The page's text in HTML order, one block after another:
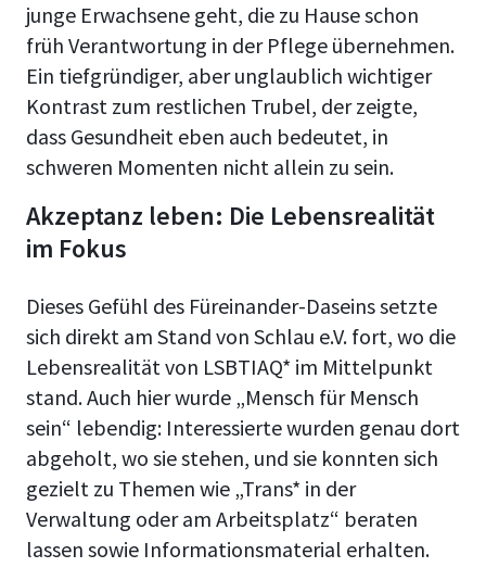
junge Erwachsene geht, die zu Hause schon
früh Verantwortung in der Pflege übernehmen.
Ein tiefgründiger, aber unglaublich wichtiger
Kontrast zum restlichen Trubel, der zeigte,
dass Gesundheit eben auch bedeutet, in
schweren Momenten nicht allein zu sein.
Akzeptanz leben: Die Lebensrealität
im Fokus
Dieses Gefühl des Füreinander-Daseins setzte
sich direkt am Stand von Schlau e.V. fort, wo die
Lebensrealität von LSBTIAQ* im Mittelpunkt
stand.Auch hier wurde „Mensch für Mensch
sein“ lebendig: Interessierte wurden genau dort
abgeholt, wo sie stehen, und sie konnten sich
gezielt zu Themen wie „Trans* in der
Verwaltung oder am Arbeitsplatz“ beraten
lassen sowie Informationsmaterial erhalten.